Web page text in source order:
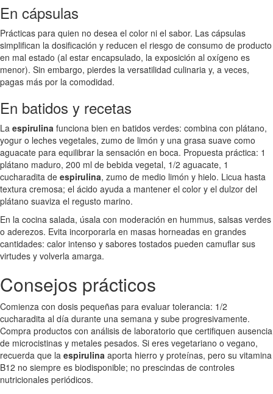
En cápsulas
Prácticas para quien no desea el color ni el sabor. Las cápsulas
simplifican la dosificación y reducen el riesgo de consumo de producto
en mal estado (al estar encapsulado, la exposición al oxígeno es
menor). Sin embargo, pierdes la versatilidad culinaria y, a veces,
pagas más por la comodidad.
En batidos y recetas
La espirulina funciona bien en batidos verdes: combina con plátano,
yogur o leches vegetales, zumo de limón y una grasa suave como
aguacate para equilibrar la sensación en boca. Propuesta práctica: 1
plátano maduro, 200 ml de bebida vegetal, 1/2 aguacate, 1
cucharadita de espirulina, zumo de medio limón y hielo. Licua hasta
textura cremosa; el ácido ayuda a mantener el color y el dulzor del
plátano suaviza el regusto marino.
En la cocina salada, úsala con moderación en hummus, salsas verdes
o aderezos. Evita incorporarla en masas horneadas en grandes
cantidades: calor intenso y sabores tostados pueden camuflar sus
virtudes y volverla amarga.
Consejos prácticos
Comienza con dosis pequeñas para evaluar tolerancia: 1/2
cucharadita al día durante una semana y sube progresivamente.
Compra productos con análisis de laboratorio que certifiquen ausencia
de microcistinas y metales pesados. Si eres vegetariano o vegano,
recuerda que la espirulina aporta hierro y proteínas, pero su vitamina
B12 no siempre es biodisponible; no prescindas de controles
nutricionales periódicos.